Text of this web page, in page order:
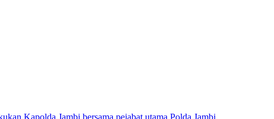
Kapolda Jambi bersama pejabat utama Polda Jambi